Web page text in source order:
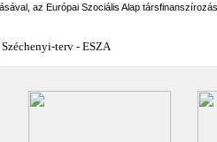
az Európai Szociális Alap